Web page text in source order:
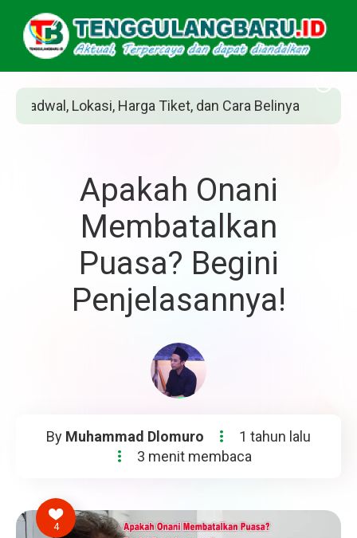
dan Cara Belinya Siapakah Jean Grey?
Apakah Onani
Membatalkan
Puasa? Begini
Penjelasannya!
By Muhammad Dlomuro
1 tahun lalu
3 menit membaca
4